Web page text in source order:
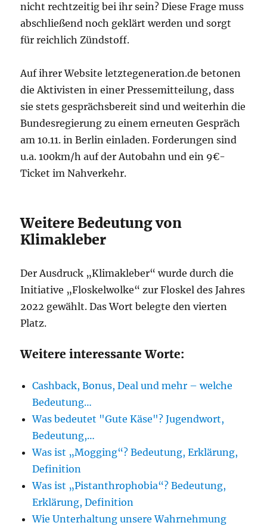
nicht rechtzeitig bei ihr sein? Diese Frage muss
abschließend noch geklärt werden und sorgt
für reichlich Zündstoff.
Auf ihrer Website letztegeneration.de betonen
die Aktivisten in einer Pressemitteilung, dass
sie stets gesprächsbereit sind und weiterhin die
Bundesregierung zu einem erneuten Gespräch
am 10.11. in Berlin einladen. Forderungen sind
u.a. 100km/h auf der Autobahn und ein 9€-
Ticket im Nahverkehr.
Weitere Bedeutung von
Klimakleber
Der Ausdruck „Klimakleber“ wurde durch die
Initiative „Floskelwolke“ zur Floskel des Jahres
2022 gewählt. Das Wort belegte den vierten
Platz.
Weitere interessante Worte:
Cashback, Bonus, Deal und mehr – welche
Bedeutung…
Was bedeutet "Gute Käse"? Jugendwort,
Bedeutung,…
Was ist „Mogging“? Bedeutung, Erklärung,
Definition
Was ist „Pistanthrophobia“? Bedeutung,
Erklärung, Definition
Wie Unterhaltung unsere Wahrnehmung